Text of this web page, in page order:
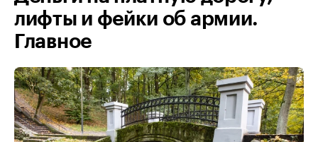
лифты и фейки об армии.
Главное